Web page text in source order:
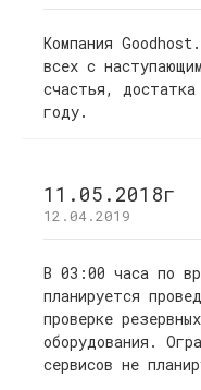
Компания
всех с
счастья,
году.
11.05.2018г
12.04.2019
В 03:00 часа по
планируется
проверке
оборудования.
сервисов не